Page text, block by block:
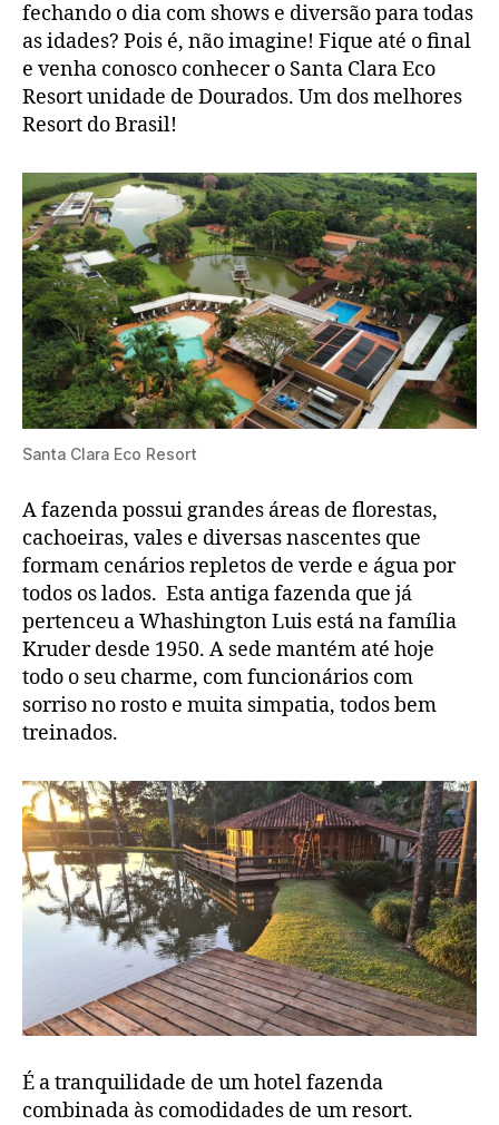
fechando o dia com shows e diversão para todas
as idades? Pois é, não imagine! Fique até o final
e venha conosco conhecer o Santa Clara Eco
Resort unidade de Dourados. Um dos melhores
Resort do Brasil!
Santa Clara Eco Resort
A fazenda possui grandes áreas de florestas,
cachoeiras, vales e diversas nascentes que
formam cenários repletos de verde e água por
todos os lados. Esta antiga fazenda que já
pertenceu a Whashington Luis está na família
Kruder desde 1950. A sede mantém até hoje
todo o seu charme, com funcionários com
sorriso no rosto e muita simpatia, todos bem
treinados.
É a tranquilidade de um hotel fazenda
combinada às comodidades de um resort.